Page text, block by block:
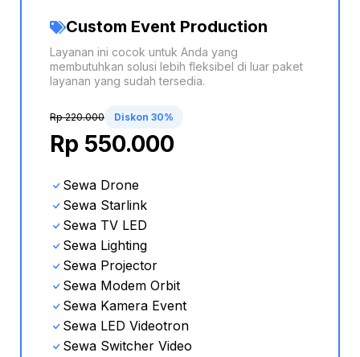
Custom Event Production
Layanan ini cocok untuk Anda yang
membutuhkan solusi lebih fleksibel di luar paket
layanan yang sudah tersedia.
Rp 220.000 Diskon 30%
Rp 550.000
Sewa Drone
Sewa Starlink
Sewa TV LED
Sewa Lighting
Sewa Projector
Sewa Modem Orbit
Sewa Kamera Event
Sewa LED Videotron
Sewa Switcher Video